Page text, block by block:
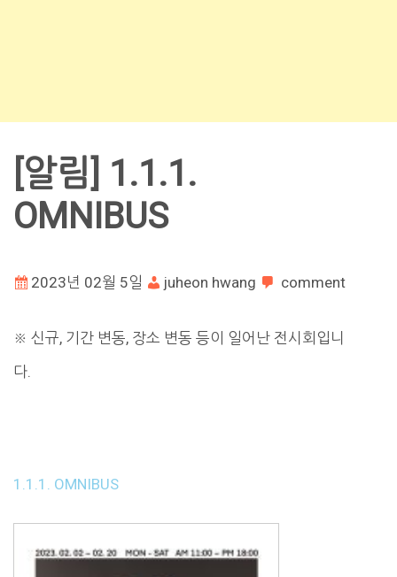
[알림] 1.1.1.
OMNIBUS
2023년 02월 5일 juheon hwang comment
※ 신규, 기간 변동, 장소 변동 등이 일어난 전시회입니
다.
1.1.1. OMNIBUS